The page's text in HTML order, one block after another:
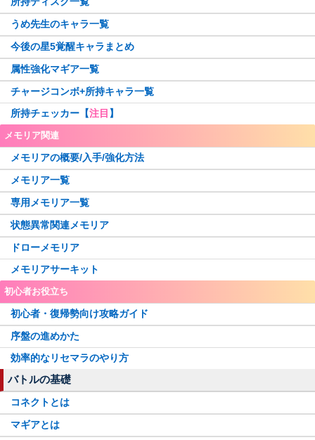
南津涼子
安積はぐむ
時女静香
鶴乃・フェリシア宅配ver.
大庭樹里
美琴椿
桐野紗枝
かりん・アリナ
正月静香
ドッペル杏子
アニメウワサの鶴乃
アイドルレナちゃん
笠音アオ
水着レナかえで
飾利潤
やちよ・みふゆ始まりver.
ウワサのさな
七夕やちよ
波乗りさやか
遊狩ミユリ
アニメやちよ
藍家ひめな
アニメレナ
有愛うらら
水着まどか【
日向茉莉
宮尾時雨
若菜つむぎ
香春ゆうな
水着マミ
栗栖アレクサンドラ
このは・葉月
神楽燦
アニメホーリーマミ
那由他・みかげ
氷室ラビ
水着ほむら
千秋理子
忍野忍
万年桜のウワサ
いろはちゃん
史乃沙優希
フェイト
いろは・やちよ 決戦ver.
七瀬ゆきか
煌里ひかる
最終タルト
水着万年桜
シスターももこ
巫女環姉妹
三輪みつね
究極まどか先輩
ミヌゥ
紅晴結菜
まどか・いろは
昴かずみ
リズ
雪野かなえ
梓みふゆ
暁美ほむら(眼鏡Ver.)
百江なぎさ
牧野郁美
環うい
更紗帆奈
古町みくら
Xmas梨花れん
バレンタインなぎさ
水樹塁
小さなキュゥべえ
吸血鬼十七夜
八雲みかげ
灯花・ねむ聖夜ver.
アシュリー
魔女イザボー
里見那由他
入名クシュ
篠目ヨヅル
佐和月出里
人魚ももこ・みたま
ペレネル
ラピヌ
由良蛍
奏遥香
柚希ほとり
戦場ヶ原ひたぎ
フェリシアちゃん
コルボー
柚希りおん
春名このみ
都ひなの
鈴鹿さくや
保澄雫
美凪ささら
深月フェリシア
矢宵かのこ
木崎衣美里
うめ先生のキャラ一覧
今後の星5覚醒キャラまとめ
属性強化マギア一覧
チャージコンボ+所持キャラ一覧
所持チェッカー【注目 】
メモリア関連
メモリアの概要/入手/強化方法
メモリア一覧
専用メモリア一覧
状態異常関連メモリア
ドローメモリア
メモリアサーキット
初心者お役立ち
初心者・復帰勢向け攻略ガイド
序盤の進めかた
効率的なリセマラのやり方
バトルの基礎
コネクトとは
マギアとは